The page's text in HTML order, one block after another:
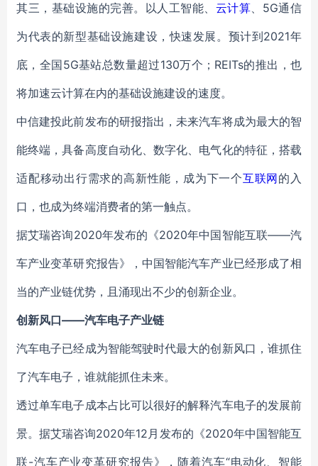
其三，基础设施的完善。以人工智能、 云计算、5G通信
为代表的新型基础设施建设，快速发展。预计到2021年
底，全国5G基站总数量超过130万个；REITs的推出，也
将加速云计算在内的基础设施建设的速度。
中信建投此前发布的研报指出，未来汽车将成为最大的智
能终端，具备高度自动化、数字化、电气化的特征，搭载
适配移动出行需求的高新性能，成为下一个互联网的入
口，也成为终端消费者的第一触点。
据艾瑞咨询2020年发布的《2020年中国智能互联——汽
车产业变革研究报告》，中国智能汽车产业已经形成了相
当的产业链优势，且涌现出不少的创新企业。
创新风口——汽车电子产业链
汽车电子已经成为智能驾驶时代最大的创新风口，谁抓住
了汽车电子，谁就能抓住未来。
透过单车电子成本占比可以很好的解释汽车电子的发展前
景。据艾瑞咨询2020年12月发布的《2020年中国智能互
联-汽车产业变革研究报告》，随着汽车“电动化、智能